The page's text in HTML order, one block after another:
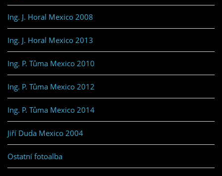
Ing. J. Horal Mexico 2008
Ing. J. Horal Mexico 2013
Ing. P. Tůma Mexico 2010
Ing. P. Tůma Mexico 2012
Ing. P. Tůma Mexico 2014
Jiří Duda Mexico 2004
Ostatní fotoalba